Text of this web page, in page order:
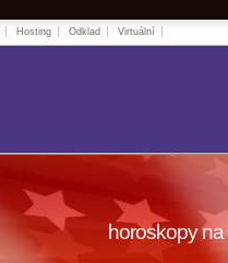
Hosting Odklad Virtuální
horoskopy